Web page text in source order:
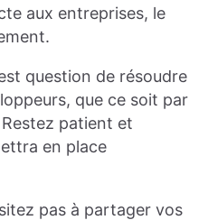
aux entreprises, le
question de résoudre
que ce soit par
patient et
en place
pas à partager vos